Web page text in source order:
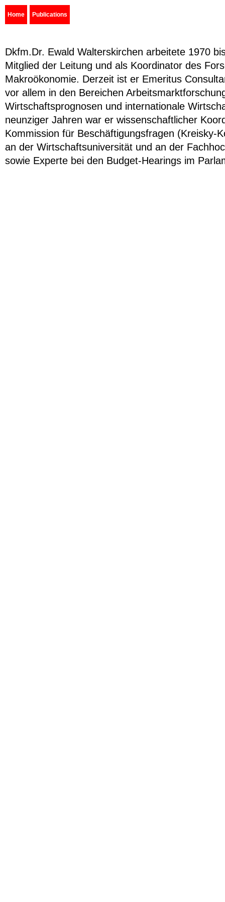
Home Publications
Dkfm.Dr. Ewald Walterskirchen arbeitete 1970
Mitglied der Leitung und als Koordinator des
Makroökonomie. Derzeit ist er Emeritus
vor allem in den Bereichen
Wirtschaftsprognosen und internationale
neunziger Jahren war er wissenschaftlicher
Kommission für Beschäftigungsfragen (Kreisky-
an der Wirtschaftsuniversität und an der
sowie Experte bei den Budget-Hearings im